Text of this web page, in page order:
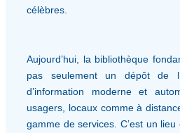
célèbres.
Aujourd’hui, la bibliothèque
pas seulement un dépôt de
d’information moderne et
usagers, locaux comme à
gamme de services. C’est un